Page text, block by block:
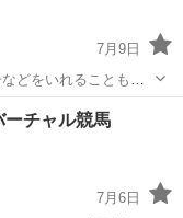
7月9日
どをいれることも可
クリスマスツリー
ーチャル競馬
7月6日